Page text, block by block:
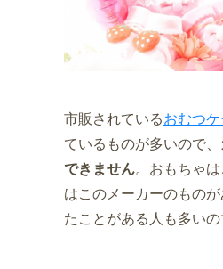
市販されているおむつケ
ているものが多いので、
できません。おもちゃ
はこのメーカーのもの
たことがある人も多いの